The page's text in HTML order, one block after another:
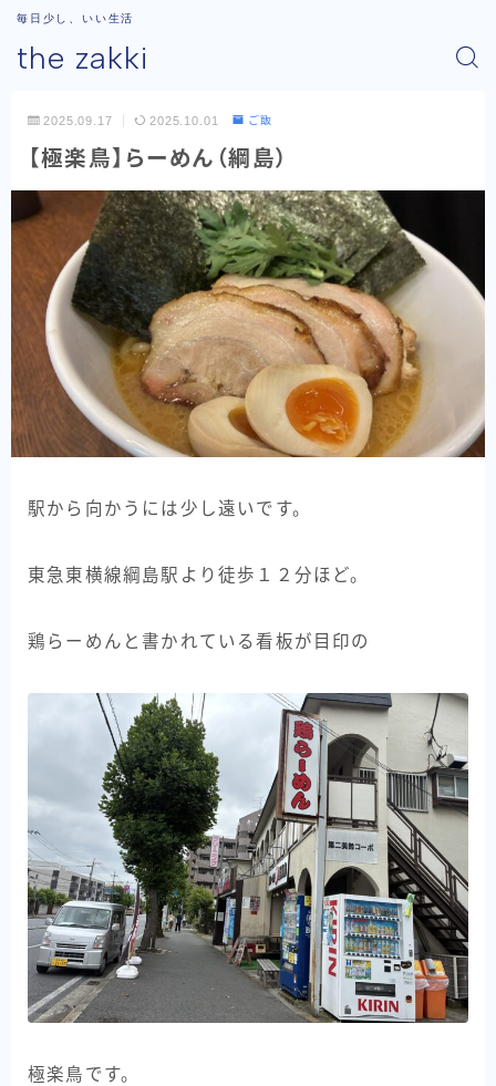
the zakki
毎日少し、いい生活
2025.09.17 2025.10.01 ご飯
【極楽鳥】らーめん（綱島）
駅から向かうには少し遠いです。
東急東横線綱島駅より徒歩１２分ほど。
鶏らーめんと書かれている看板が目印の
極楽鳥です。